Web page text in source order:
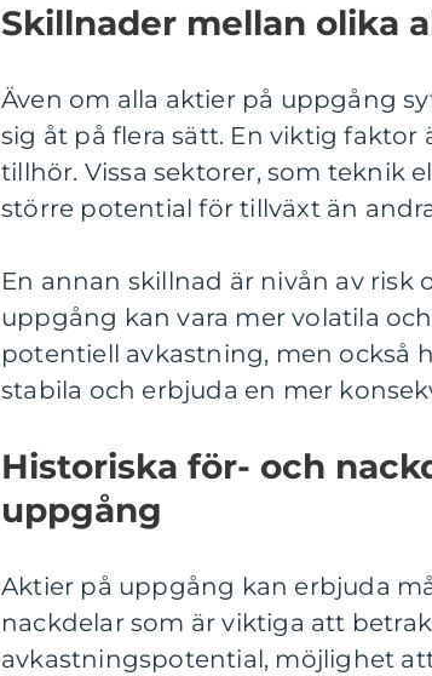
Skillnader mellan olika
Även om alla aktier på uppgång
sig åt på flera sätt. En viktig
tillhör. Vissa sektorer, som teknik
större potential för tillväxt än
En annan skillnad är nivån av risk
uppgång kan vara mer volatila
potentiell avkastning, men också
stabila och erbjuda en mer
Historiska för- och
uppgång
Aktier på uppgång kan erbjuda
nackdelar som är viktiga att
avkastningspotential, möjlighet